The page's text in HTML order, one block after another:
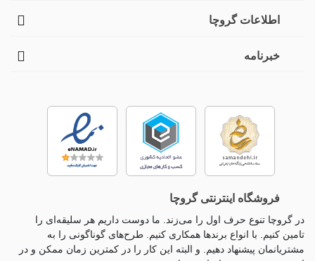
اطلاعات گروچا
خبرنامه
فروشگاه اینترنتی گروچا
در گروچا تنوع حرف اول را می‌زند. ما دوست داریم هر سلیقه‌ای را
تامین کنیم. با انواع برندها همکاری کنیم. طرح‌های گوناگونی را به
مشتریانمان پیشنهاد دهیم. و البته این کار را در کمترین زمان ممکن و در